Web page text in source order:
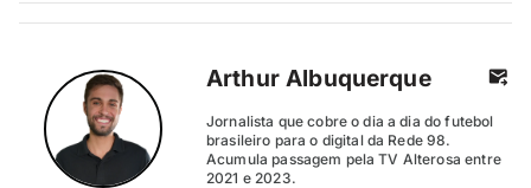
Arthur Albuquerque
Jornalista que cobre o dia a dia do futebol
brasileiro para o digital da Rede 98.
Acumula passagem pela TV Alterosa entre
2021 e 2023.